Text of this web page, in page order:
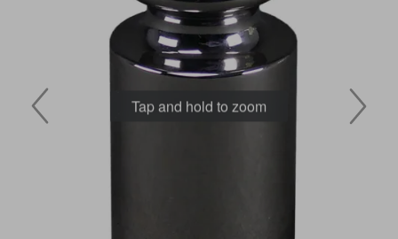
Tap and hold to zoom